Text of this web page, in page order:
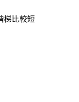
梯比較短